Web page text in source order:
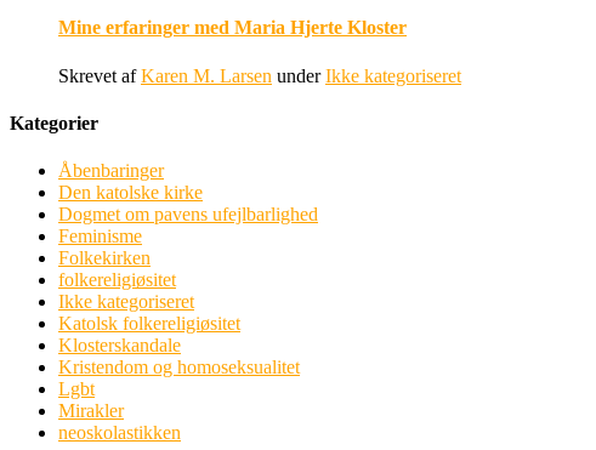
Mine erfaringer med Maria Hjerte Kloster
Skrevet afKaren M. Larsen underIkke kategoriseret
Kategorier
Åbenbaringer
Den katolske kirke
Dogmet om pavens ufejlbarlighed
Feminisme
Folkekirken
folkereligiøsitet
Ikke kategoriseret
Katolsk folkereligiøsitet
Klosterskandale
Kristendom og homoseksualitet
Lgbt
Mirakler
neoskolastikken